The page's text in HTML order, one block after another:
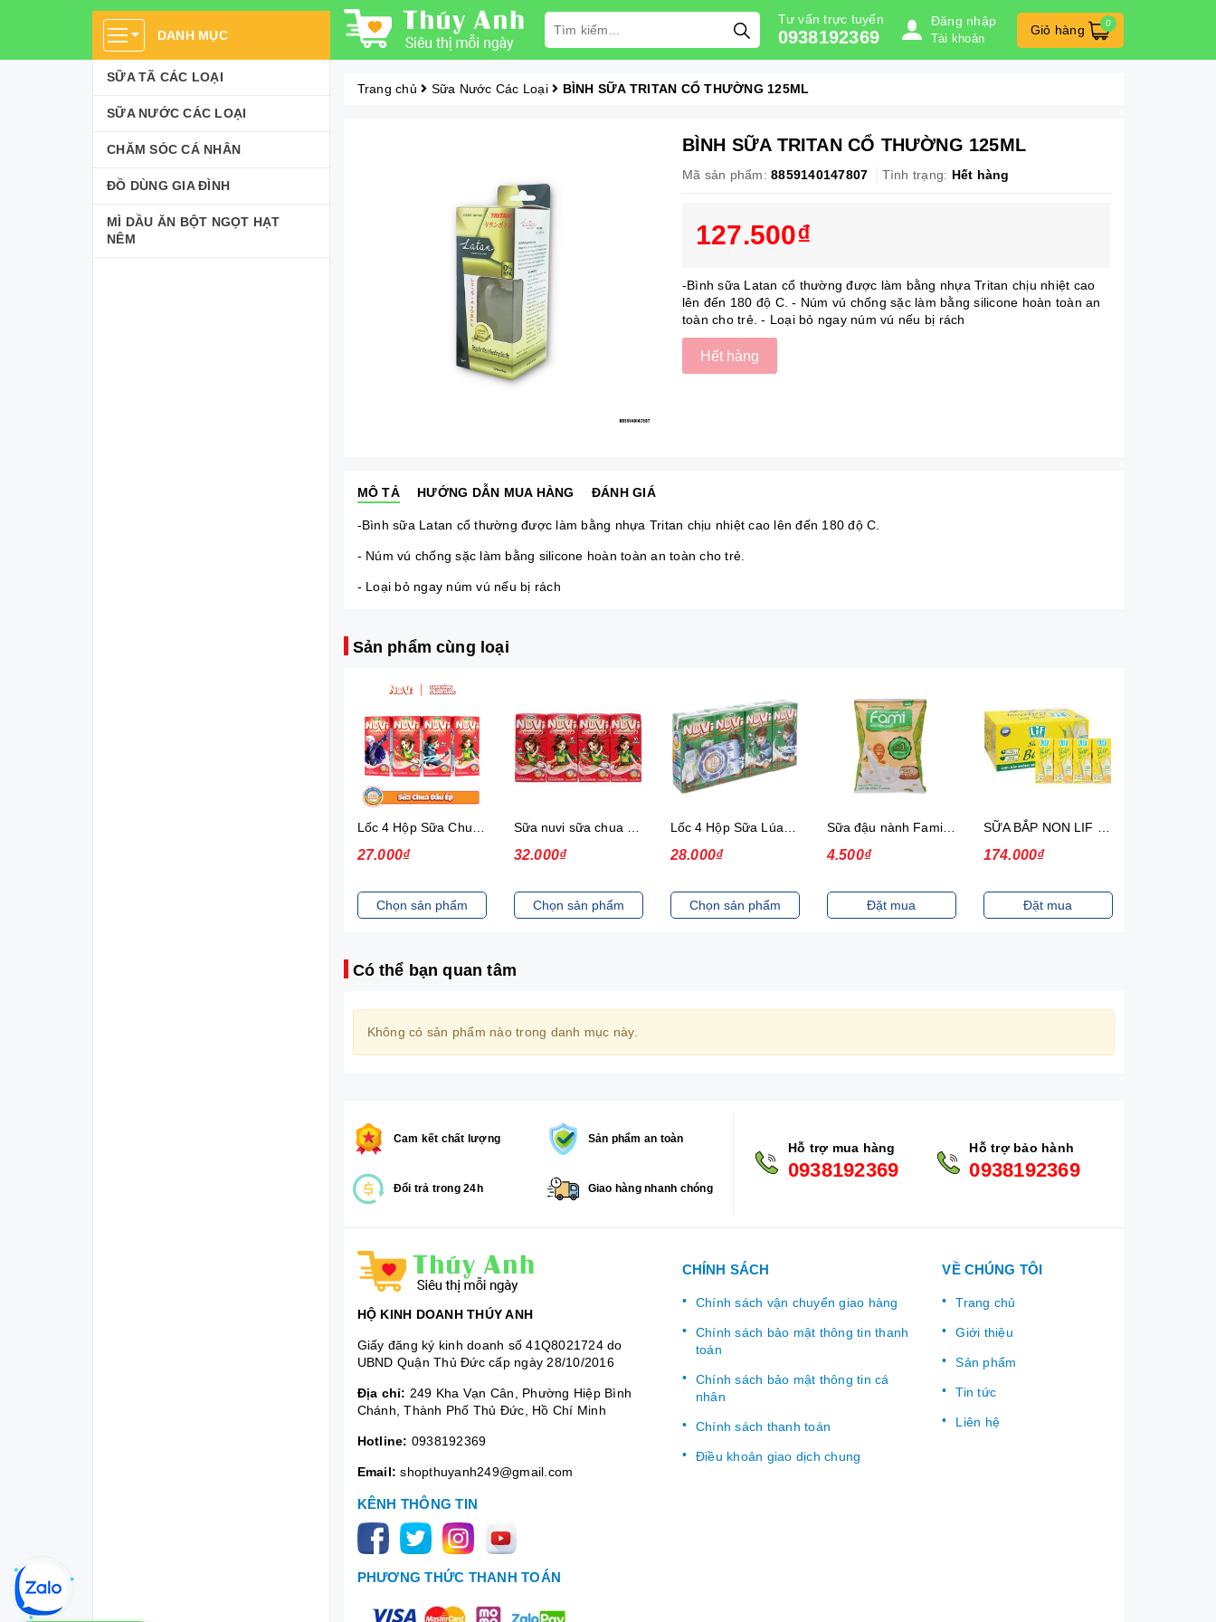
DANH MỤC
SỮA TÃ CÁC LOẠI
SỮA NƯỚC CÁC LOẠI
CHĂM SÓC CÁ NHÂN
ĐỒ DÙNG GIA ĐÌNH
MÌ DẦU ĂN BỘT NGỌT HẠT
NÊM
Tư vấn trực tuyến
0938192369
Đăng nhập
Tài khoản
Giỏ hàng 0
Trang chủ Sữa Nước Các Loại BÌNH SỮA TRITAN CỔ THƯỜNG 125ML
BÌNH SỮA TRITAN CỔ THƯỜNG 125ML
Mã sản phẩm: 8859140147807 Tình trạng: Hết hàng
127.500₫
-Bình sữa Latan cổ thường được làm bằng nhựa Tritan chịu nhiệt cao
lên đến 180 độ C. - Núm vú chống sặc làm bằng silicone hoàn toàn an
toàn cho trẻ. - Loại bỏ ngay núm vú nếu bị rách
Hết hàng
MÔ TẢ HƯỚNG DẪN MUA HÀNG ĐÁNH GIÁ
-Bình sữa Latan cổ thường được làm bằng nhựa Tritan chịu nhiệt cao lên đến 180 độ C.
- Núm vú chống sặc làm bằng silicone hoàn toàn an toàn cho trẻ.
- Loại bỏ ngay núm vú nếu bị rách
Sản phẩm cùng loại
27.000₫
Chọn sản phẩm
32.000₫
Chọn sản phẩm
28.000₫
Chọn sản phẩm
Sữa đậu nành Fami Nguyên chất Có đường Bịch 200ml 40 Bịch/Thùng
4.500₫
Đặt mua
174.000₫
Đặt mua
Có thể bạn quan tâm
Không có sản phẩm nào trong danh mục này.
Cam kết chất lượng Sản phẩm an toàn
Đổi trả trong 24h Giao hàng nhanh chóng
Hỗ trợ mua hàng
0938192369
Hỗ trợ bảo hành
0938192369
HỘ KINH DOANH THÚY ANH
Giấy đăng ký kinh doanh số 41Q8021724 do
UBND Quận Thủ Đức cấp ngày 28/10/2016
Địa chỉ: 249 Kha Vạn Cân, Phường Hiệp Bình
Chánh, Thành Phố Thủ Đức, Hồ Chí Minh
Hotline: 0938192369
Email: shopthuyanh249@gmail.com
KÊNH THÔNG TIN
PHƯƠNG THỨC THANH TOÁN
CHÍNH SÁCH
Chính sách vận chuyển giao hàng
Chính sách bảo mật thông tin thanh
toán
Chính sách bảo mật thông tin cá
nhân
Chính sách thanh toán
Điều khoản giao dịch chung
VỀ CHÚNG TÔI
Trang chủ
Giới thiệu
Sản phẩm
Tin tức
Liên hệ